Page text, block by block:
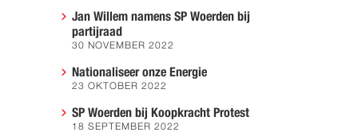
Jan Willem namens SP Woerden bij
partijraad
30 NOVEMBER 2022
Nationaliseer onze Energie
23 OKTOBER 2022
SP Woerden bij Koopkracht Protest
18 SEPTEMBER 2022